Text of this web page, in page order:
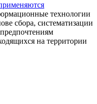
технологии
сбора, систематизации
на территории